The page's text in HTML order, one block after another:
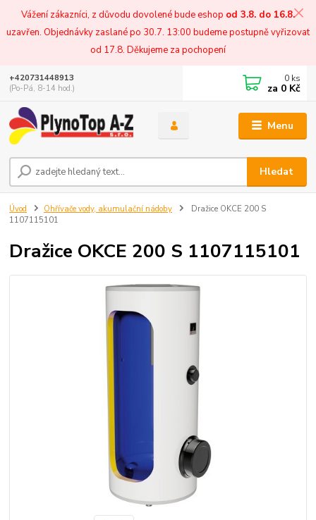
Vážení zákazníci, z důvodu dovolené bude eshop od 3.8. do 16.8.
uzavřen. Objednávky zaslané po 30.7. 13:00 budeme postupně vyřizovat
od 17.8. Děkujeme za pochopení
Menu
Hledat
+420731448913
(Po-Pá, 8-14 hod.)
0 ks
za 0 Kč
Úvod Ohřívače vody, akumulační nádoby
Dražice OKCE 200 S
1107115101
Dražice OKCE 200 S 1107115101